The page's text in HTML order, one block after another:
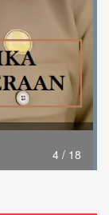
4 / 18